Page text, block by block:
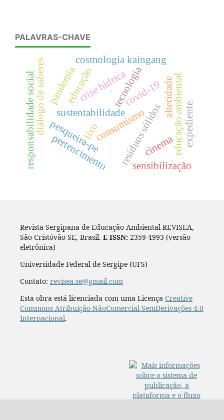
PALAVRAS-CHAVE
cinema
consumismo educação ambiental
resíduos sólidos
sustentabilidade
.tecnologia
diálogo de saberes crise hídrica
pesqueira-pe
responsabilidade social covid-19
educação
pandemia
sensibilização
pertencimento
alteridade
cosmologia kaingang
lixo expediente.
Revista Sergipana de Educação Ambiental-REVISEA,
São Cristóvão-SE, Brasil. E-ISSN:2359-4993 (versão
eletrônica)
Universidade Federal de Sergipe (UFS)
Contato: revisea.se@gmail.com
Esta obra está licenciada com uma Licença Creative
Commons Atribuição-NãoComercial-SemDerivações 4.0
Internacional.